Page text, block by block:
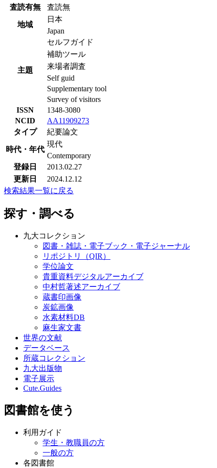
査読有無
査読無
地域
日本
Japan
主題
セルフガイド
補助ツール
来場者調査
Self guid
Supplementary tool
Survey of visitors
ISSN
1348-3080
NCID
AA11909273
タイプ
紀要論文
時代・年代
現代
Contemporary
登録日
2013.02.27
更新日
2024.12.12
検索結果一覧に戻る
探す・調べる
九大コレクション
図書・雑誌・電子ブック・電子ジャーナル
リポジトリ（QIR）
学位論文
貴重資料デジタルアーカイブ
中村哲著述アーカイブ
蔵書印画像
炭鉱画像
水素材料DB
麻生家文書
世界の文献
データベース
所蔵コレクション
九大出版物
電子展示
Cute.Guides
図書館を使う
利用ガイド
学生・教職員の方
一般の方
各図書館